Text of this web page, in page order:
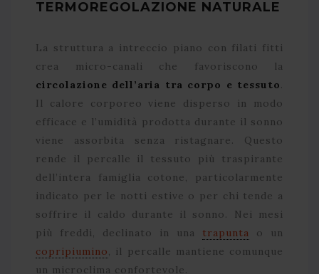
TERMOREGOLAZIONE NATURALE
La struttura a intreccio piano con filati fitti
crea micro-canali che favoriscono la
circolazione dell’aria tra corpo e tessuto.
Il calore corporeo viene disperso in modo
efficace e l’umidità prodotta durante il sonno
viene assorbita senza ristagnare. Questo
rende il percalle il tessuto più traspirante
dell’intera famiglia cotone, particolarmente
indicato per le notti estive o per chi tende a
soffrire il caldo durante il sonno. Nei mesi
più freddi, declinato in una trapunta o un
copripiumino, il percalle mantiene comunque
un microclima confortevole.